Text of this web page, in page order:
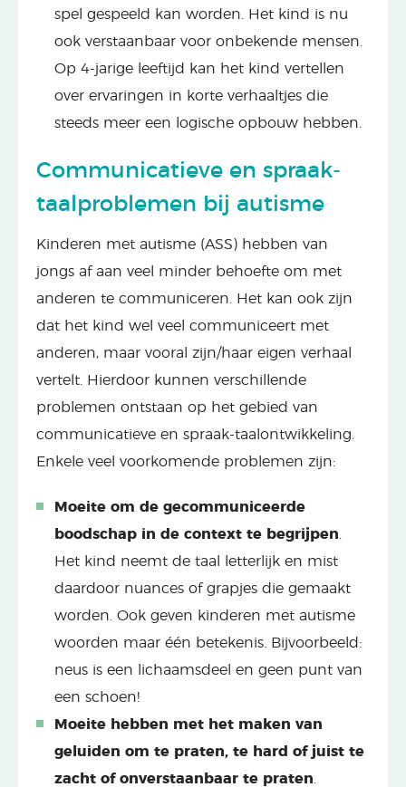
spel gespeeld kan worden. Het kind is nu
ook verstaanbaar voor onbekende mensen.
Op 4-jarige leeftijd kan het kind vertellen
over ervaringen in korte verhaaltjes die
steeds meer een logische opbouw hebben.
Communicatieve en spraak-
taalproblemen bij autisme
Kinderen met autisme (ASS) hebben van
jongs af aan veel minder behoefte om met
anderen te communiceren. Het kan ook zijn
dat het kind wel veel communiceert met
anderen, maar vooral zijn/haar eigen verhaal
vertelt. Hierdoor kunnen verschillende
problemen ontstaan op het gebied van
communicatieve en spraak-taalontwikkeling.
Enkele veel voorkomende problemen zijn:
Moeite om de gecommuniceerde
boodschap in de context te begrijpen
Het kind neemt de taal letterlijk en mist
daardoor nuances of grapjes die gemaakt
worden. Ook geven kinderen met autisme
woorden maar één betekenis. Bijvoorbeeld:
neus is een lichaamsdeel en geen punt van
een schoen!
Moeite hebben met het maken van
geluiden om te praten, te hard of juist te
zacht of onverstaanbaar te praten